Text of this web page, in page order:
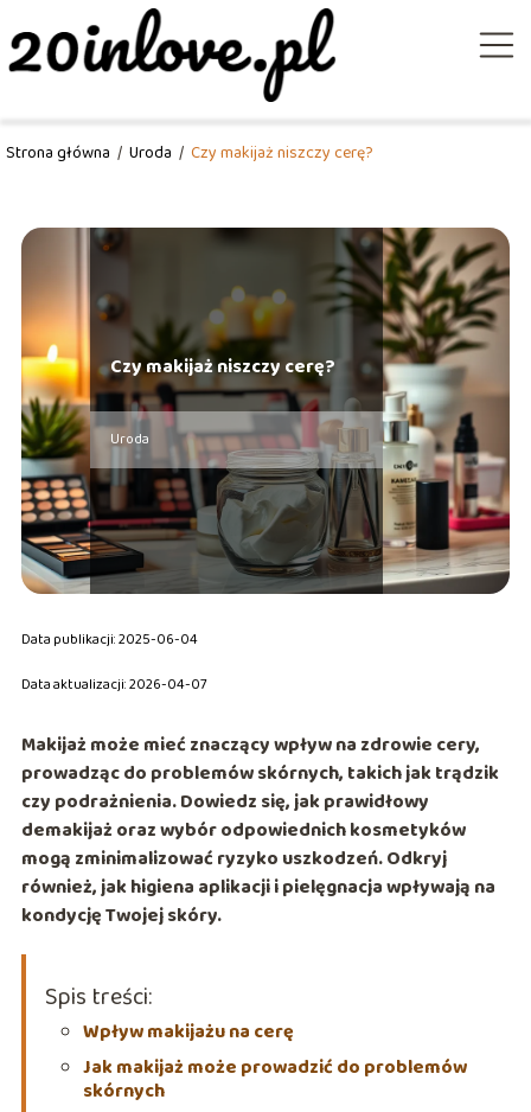
Strona główna / Uroda / Czy makijaż niszczy cerę?
Czy makijaż niszczy cerę?
Uroda
Data publikacji: 2025-06-04
Data aktualizacji: 2026-04-07
Makijaż może mieć znaczący wpływ na zdrowie cery,
prowadząc do problemów skórnych, takich jak trądzik
czy podrażnienia. Dowiedz się, jak prawidłowy
demakijaż oraz wybór odpowiednich kosmetyków
mogą zminimalizować ryzyko uszkodzeń. Odkryj
również, jak higiena aplikacji i pielęgnacja wpływają na
kondycję Twojej skóry.
Spis treści:
Wpływ makijażu na cerę
Jak makijaż może prowadzić do problemów
skórnych